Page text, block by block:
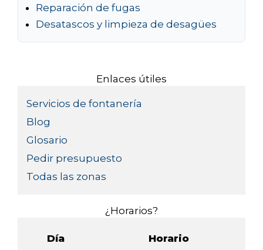
Reparación de fugas
Desatascos y limpieza de desagües
Enlaces útiles
Servicios de fontanería
Blog
Glosario
Pedir presupuesto
Todas las zonas
¿Horarios?
Día Horario